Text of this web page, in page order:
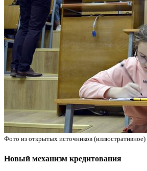
Фото из открытых источников (иллюстративное)
Новый механизм кредитования